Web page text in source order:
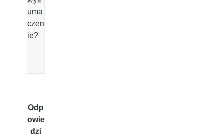
uma
czen
ie?
Odp
owie
dzi